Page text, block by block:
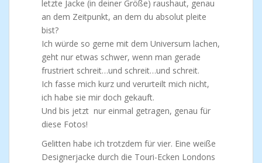
letzte Jacke (in deiner Größe) raushaut, genau
an dem Zeitpunkt, an dem du absolut pleite
bist?
Ich würde so gerne mit dem Universum lachen,
geht nur etwas schwer, wenn man gerade
frustriert schreit…und schreit…und schreit.
Ich fasse mich kurz und verurteilt mich nicht,
ich habe sie mir doch gekauft.
Und bis jetzt nur einmal getragen, genau für
diese Fotos!
Gelitten habe ich trotzdem für vier. Eine weiße
Designerjacke durch die Touri-Ecken Londons